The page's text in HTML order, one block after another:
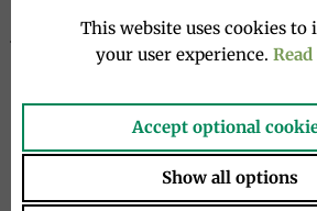
Cesto Colazione Italiana,
35.00€
Cesto
Italian
49.00€
This website uses cookies to
your user experience.
Accept optional
Show all options